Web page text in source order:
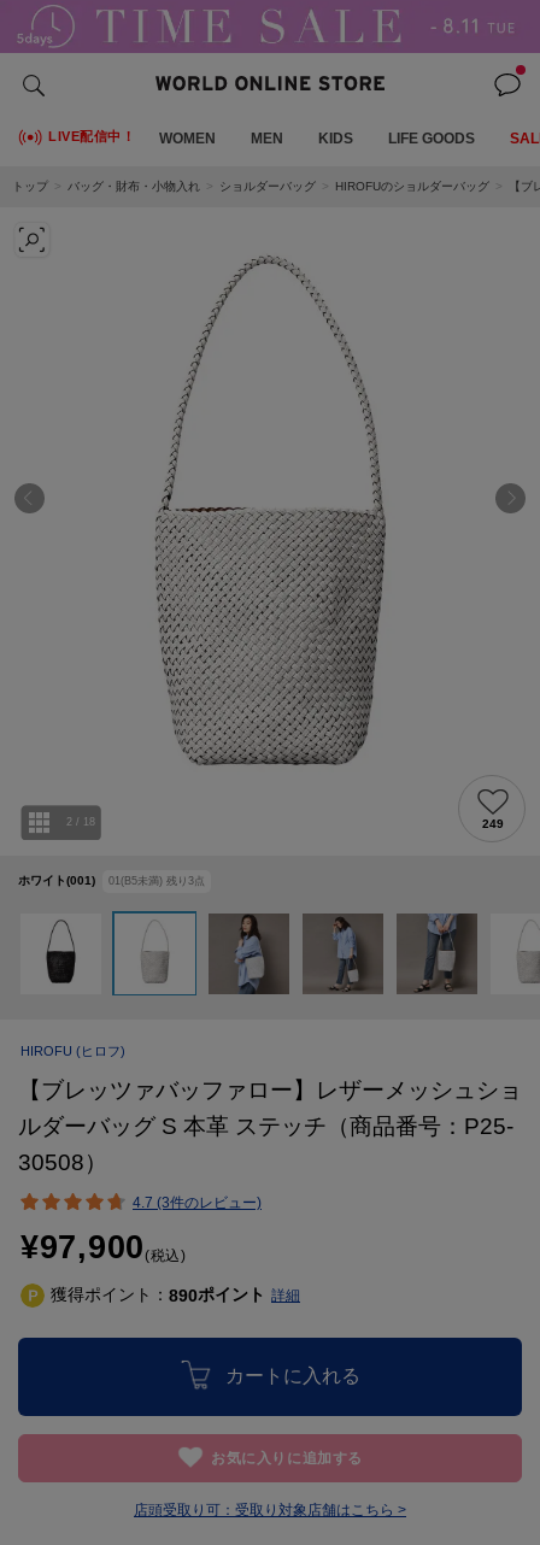
LIVE配信中！ WOMEN MEN KIDS LIFE GOODS
トップ バッグ・財布・小物入れ ショルダーバッグ HIROFUのショルダーバッグ 【
ホワイト(001) 01(B5未満) 残り 3点
2 / 18 249
HIROFU (ヒロフ)
【ブレッツァバッファロー】レザーメッシュショ
ルダーバッグ S 本革 ステッチ（商品番号：P25-
30508）
4.7 (3件のレビュー)
¥97,900(税込)
獲得ポイント： 890ポイント 詳細
カートに入れる
お気に入りに追加する
店頭受取り可： 受取り対象店舗はこちら >